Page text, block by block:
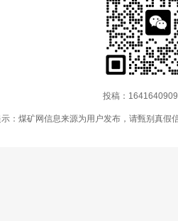
投稿：
：煤矿网信息来源为用户发布，请甄别真假